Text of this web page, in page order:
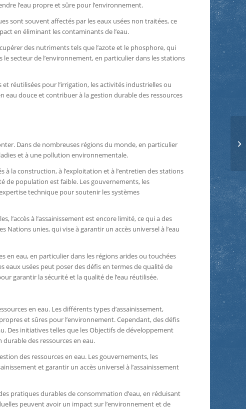
l’eau propre et sûre pour l’environnement.
sont souvent affectés par les eaux usées non traitées, ce
en éliminant les contaminants de l’eau.
des nutriments tels que l’azote et le phosphore, qui
secteur de l’environnement, en particulier dans les stations
réutilisées pour l’irrigation, les activités industrielles ou
eau douce et contribuer à la gestion durable des ressources
Dans de nombreuses régions du monde, en particulier
et à une pollution environnementale.
à la construction, à l’exploitation et à l’entretien des stations
de population est faible. Les gouvernements, les
technique pour soutenir les systèmes
l’accès à l’assainissement est encore limité, ce qui a des
unies, qui vise à garantir un accès universel à l’eau
en eau, en particulier dans les régions arides ou touchées
usées peut poser des défis en termes de qualité de
garantir la sécurité et la qualité de l’eau réutilisée.
en eau. Les différents types d’assainissement,
et sûres pour l’environnement. Cependant, des défis
Des initiatives telles que les Objectifs de développement
des ressources en eau.
des ressources en eau. Les gouvernements, les
et garantir un accès universel à l’assainissement
pratiques durables de consommation d’eau, en réduisant
peuvent avoir un impact sur l’environnement et de